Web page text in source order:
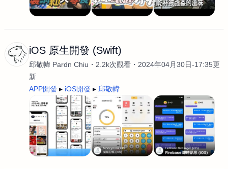
iOS 原生開發 (Swift)
邱敬幃 Pardn Chiu 2.2k次觀看
2024年04月30日-17:35更
新
APP開發
iOS開發 邱敬幃